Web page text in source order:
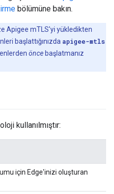
bölümüne bakın.
Apigee mTLS'yi yükledikten
başlattığınızda apigee-mtls
önce başlatmanız
kullanılmıştır:
için Edge'inizi oluşturan